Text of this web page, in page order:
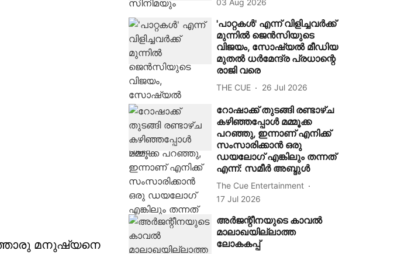
മനുഷ്യനെ
'പാറ്റകള്‍' എന്ന് വിളിച്ചവര്‍ക്ക്
മുന്നില്‍ ജെന്‍സിയുടെ
വിജയം, സോഷ്യൽ മീഡിയ
മുതൽ ധർമേന്ദ്ര പ്രധാന്റെ
രാജി വരെ
THE CUE 26 Jul 2026
റോഷാക്ക് തുടങ്ങി രണ്ടാഴ്ച
കഴിഞ്ഞപ്പോൾ മമ്മൂക്ക
പറഞ്ഞു, ഇന്നാണ് എനിക്ക്
സംസാരിക്കാൻ ഒരു
ഡയലോഗ് എങ്കിലും തന്നത്
എന്ന്: സമീർ അബ്ദുൾ
The Cue Entertainment
17 Jul 2026
അർജന്റീനയുടെ കാവൽ
മാലാഖയില്ലാത്ത
ലോകകപ്പ്